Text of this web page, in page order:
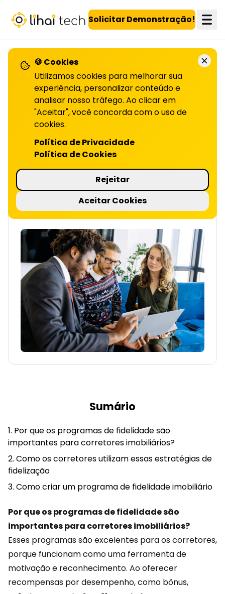
LiHai - Página inicial Solicitar Demonstração!
VOLTAR PARA O BLOG
Programa de fidelidade
no
MERCADO IMOBILIÁRIO | LIHAI
fidelizam melhor. Descubra como programas
de fidelidade podem transformar seus
resultados. Leia o artigo!
5 minutos de leitura
Sumário
Por que os programas de fidelidade são
importantes para corretores imobiliários?
Como os corretores utilizam essas estratégias de
fidelização
Como criar um programa de fidelidade imobiliário
Por que os programas de fidelidade são
importantes para corretores imobiliários?
Esses programas são excelentes para os corretores,
porque funcionam como uma ferramenta de
motivação e reconhecimento. Ao oferecer
recompensas por desempenho, como bônus,
🍪 Cookies
Utilizamos cookies para melhorar sua
experiência, personalizar conteúdo e
analisar nosso tráfego. Ao clicar em
"Aceitar", você concorda com o uso de
cookies.
Política de Privacidade
Política de Cookies
Rejeitar
Aceitar Cookies